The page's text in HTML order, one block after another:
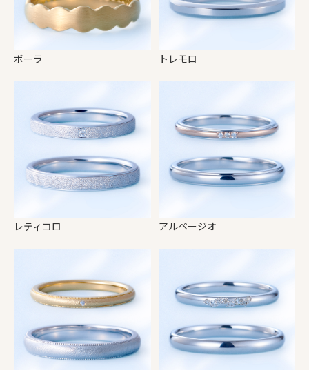
ボーラ トレモロ
レティコロ アルページオ